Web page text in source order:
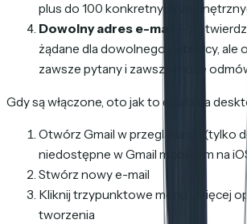
plus do 100 konkretnych
Dowolny adres e-mail
—
żądane dla dowolnego odbiorcy, ale
zawsze pytany i zawsze może
Gdy są włączone, oto jak to działa na
Otwórz Gmail w przeglądarce (tylko
niedostępne w Gmail mobilnym na
Stwórz nowy e-mail
Kliknij trzypunktowe menu „Więcej
tworzenia